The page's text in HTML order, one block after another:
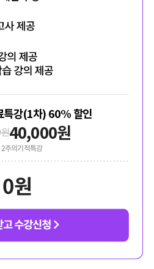
특강(1차) 60% 할인
원40,000원
주의기적특강
0원